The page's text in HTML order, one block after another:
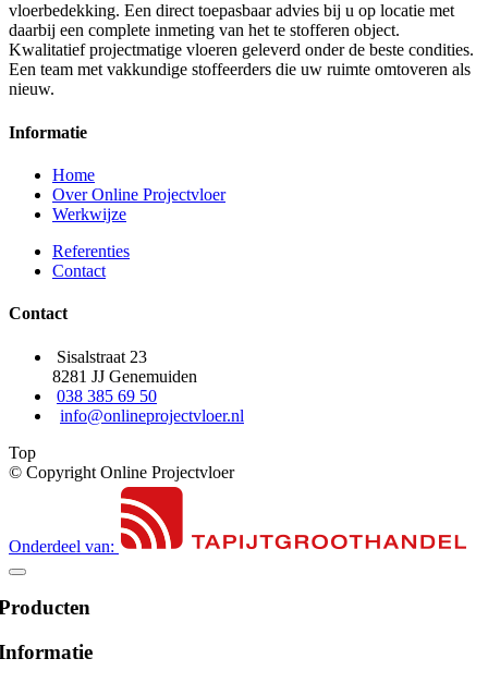
vloerbedekking. Een direct toepasbaar advies bij u op locatie met
daarbij een complete inmeting van het te stofferen object.
Kwalitatief projectmatige vloeren geleverd onder de beste condities.
Een team met vakkundige stoffeerders die uw ruimte omtoveren als
nieuw.
Informatie
Home
Over Online Projectvloer
Werkwijze
Referenties
Contact
Contact
Sisalstraat 23
8281 JJ Genemuiden
038 385 69 50
info@onlineprojectvloer.nl
Top
© Copyright Online Projectvloer
Onderdeel van: